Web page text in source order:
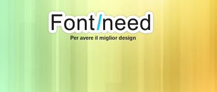
Per avere il miglior design